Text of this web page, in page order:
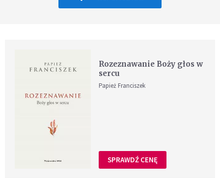
Rozeznawanie Boży głos w
sercu
Papież Franciszek
SPRAWDŹ CENĘ